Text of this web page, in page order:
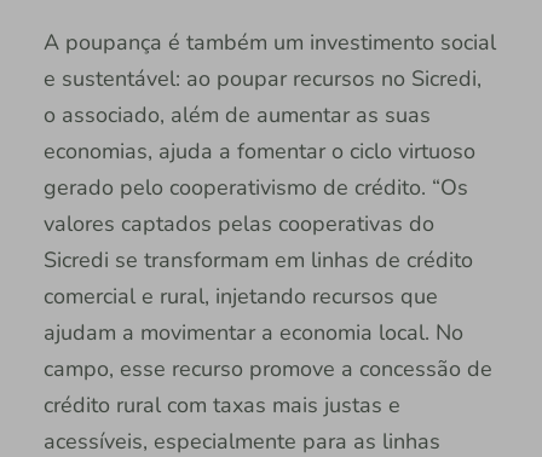
A poupança é também um investimento social
e sustentável: ao poupar recursos no Sicredi,
o associado, além de aumentar as suas
economias, ajuda a fomentar o ciclo virtuoso
gerado pelo cooperativismo de crédito. “Os
valores captados pelas cooperativas do
Sicredi se transformam em linhas de crédito
comercial e rural, injetando recursos que
ajudam a movimentar a economia local. No
campo, esse recurso promove a concessão de
crédito rural com taxas mais justas e
acessíveis, especialmente para as linhas